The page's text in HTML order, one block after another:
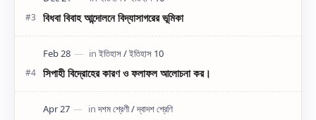
বিধবা বিবাহ আন্দোলনে বিদ্যাসাগরের ভূমিকা
সিপাহী বিদ্রোহের কারণ ও ফলাফল আলোচনা কর।